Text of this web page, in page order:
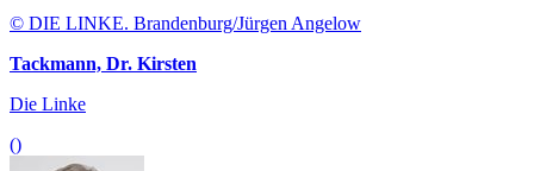
© DIE LINKE. Brandenburg/Jürgen Angelow
Tackmann, Dr. Kirsten
Die Linke
()